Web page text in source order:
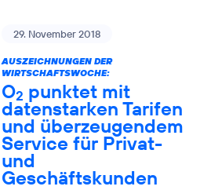
29. November 2018
AUSZEICHNUNGEN DER
WIRTSCHAFTSWOCHE:
O2 punktet mit
datenstarken Tarifen
und überzeugendem
Service für Privat-
und
Geschäftskunden